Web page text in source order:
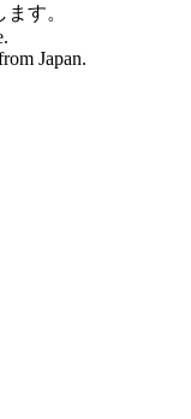
す。
Japan.